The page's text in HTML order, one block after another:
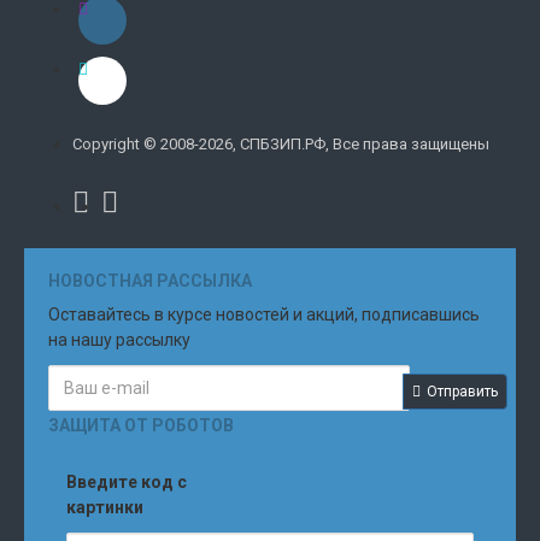
Copyright © 2008-2026, СПБЗИП.РФ, Все права защищены
НОВОСТНАЯ РАССЫЛКА
Оставайтесь в курсе новостей и акций, подписавшись
на нашу рассылку
Отправить
ЗАЩИТА ОТ РОБОТОВ
Введите код с
картинки